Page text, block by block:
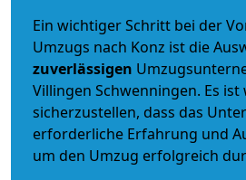
Ein wichtiger Schritt bei der
Umzugs nach Konz ist die
zuverlässigen
Villingen Schwenningen. Es ist
sicherzustellen, dass das
erforderliche Erfahrung und
um den Umzug erfolgreich